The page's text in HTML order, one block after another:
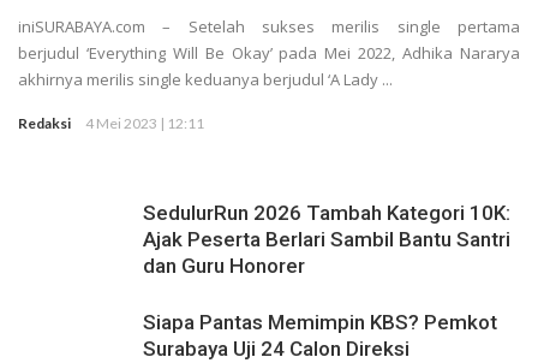
iniSURABAYA.com – Setelah sukses merilis single pertama
berjudul ‘Everything Will Be Okay’ pada Mei 2022, Adhika Nararya
akhirnya merilis single keduanya berjudul ‘A Lady ...
Redaksi 4 Mei 2023 | 12:11
SedulurRun 2026 Tambah Kategori 10K:
Ajak Peserta Berlari Sambil Bantu Santri
dan Guru Honorer
Siapa Pantas Memimpin KBS? Pemkot
Surabaya Uji 24 Calon Direksi